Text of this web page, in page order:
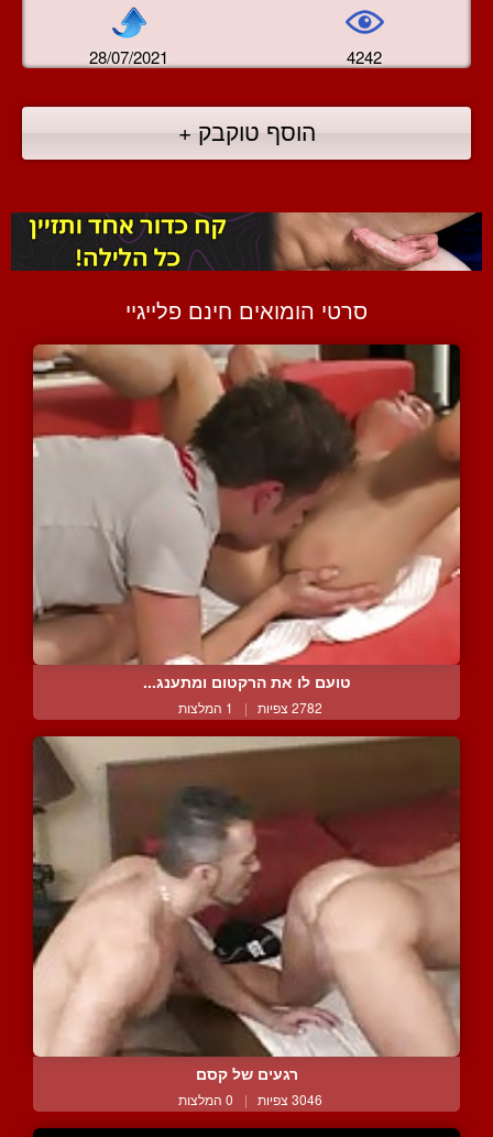
28/07/2021 4242
הוסף טוקבק +
סרטי הומואים חינם פלייגיי
טועם לו את הרקטום ומתענג...
2782 צפיות | 1 המלצות
רגעים של קסם
3046 צפיות | 0 המלצות